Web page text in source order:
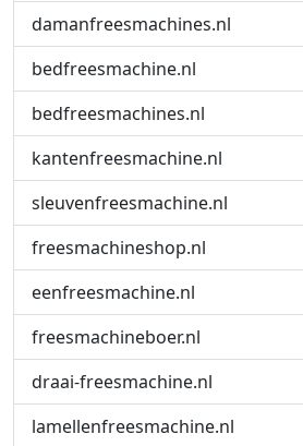
damanfreesmachines.nl
bedfreesmachine.nl
bedfreesmachines.nl
kantenfreesmachine.nl
sleuvenfreesmachine.nl
freesmachineshop.nl
eenfreesmachine.nl
freesmachineboer.nl
draai-freesmachine.nl
lamellenfreesmachine.nl